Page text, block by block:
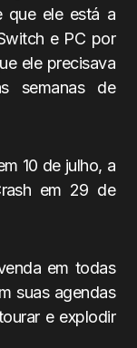
que ele está a
e PC por
ele precisava
semanas de
10 de julho, a
em 29 de
em todas
suas agendas
e explodir